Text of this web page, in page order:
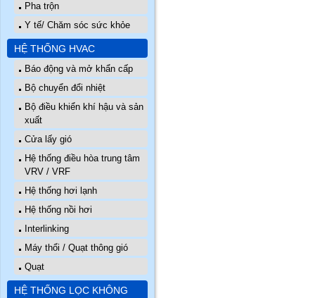
Pha trộn
Y tế/ Chăm sóc sức khỏe
HỆ THỐNG HVAC
Báo động và mở khẩn cấp
Bộ chuyển đổi nhiệt
Bộ điều khiển khí hậu và sản
xuất
Cửa lấy gió
Hệ thống điều hòa trung tâm
VRV / VRF
Hệ thống hơi lạnh
Hệ thống nồi hơi
Interlinking
Máy thổi / Quạt thông gió
Quạt
HỆ THỐNG LỌC KHÔNG